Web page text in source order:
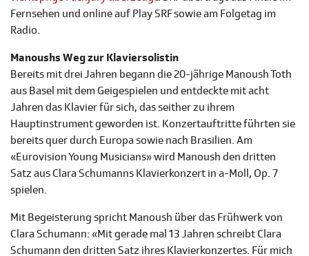
Fernsehen und online auf Play SRF sowie am Folgetag im
Radio.
Manoushs Weg zur Klaviersolistin
Bereits mit drei Jahren begann die 20-jährige Manoush Toth
aus Basel mit dem Geigespielen und entdeckte mit acht
Jahren das Klavier für sich, das seither zu ihrem
Hauptinstrument geworden ist. Konzertauftritte führten sie
bereits quer durch Europa sowie nach Brasilien. Am
«Eurovision Young Musicians» wird Manoush den dritten
Satz aus Clara Schumanns Klavierkonzert in a-Moll, Op. 7
spielen.
Mit Begeisterung spricht Manoush über das Frühwerk von
Clara Schumann: «Mit gerade mal 13 Jahren schreibt Clara
Schumann den dritten Satz ihres Klavierkonzertes. Für mich